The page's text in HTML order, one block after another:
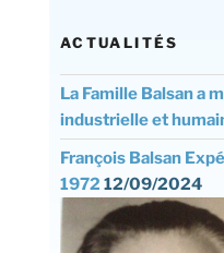
ACTUALITÉS
La Famille Balsan a
industrielle et
François Balsan
1972 12/09/2024